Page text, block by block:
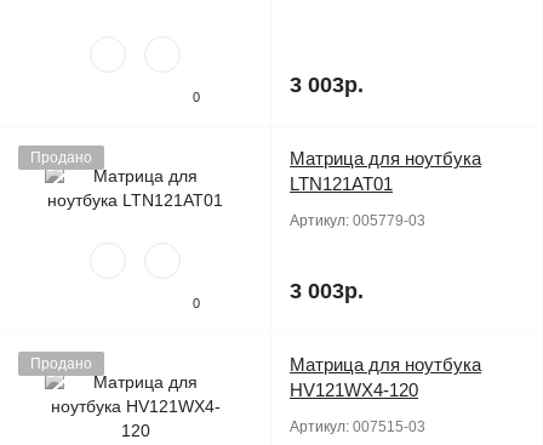
0 3 003р.
Продано
0
Матрица для ноутбука
LTN121AT01
Артикул: 005779-03
3 003р.
Продано
Матрица для ноутбука
HV121WX4-120
Артикул: 007515-03